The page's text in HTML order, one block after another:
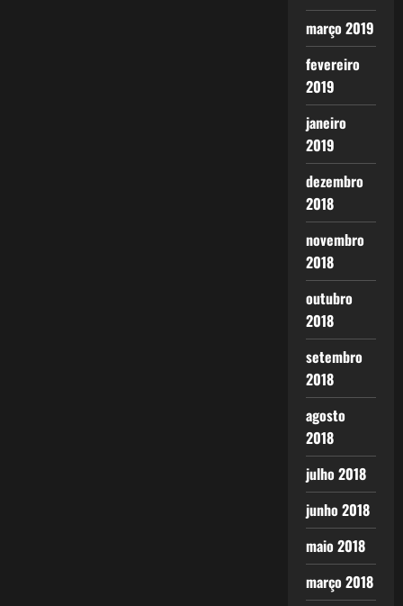
março 2019
fevereiro
2019
janeiro
2019
dezembro
2018
novembro
2018
outubro
2018
setembro
2018
agosto
2018
julho 2018
junho 2018
maio 2018
março 2018